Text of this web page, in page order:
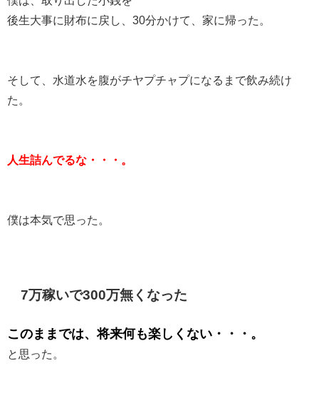
後生大事に財布に戻し、30分かけて、家に帰った。
そして、水道水を腹がチヤプチャプになるまで飲み続け
た。
人生詰んでるな・・・。
僕は本気で思った。
7万稼いで300万無くなった
このままでは、将来何も楽しくない・・・。
と思った。